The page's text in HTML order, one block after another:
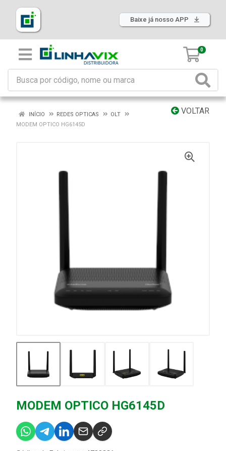
Baixe já nosso APP
0
VOLTAR
INÍCIO REDES OPTICAS
OLT
MODEM OPTICO HG6145D
MODEM OPTICO HG6145D